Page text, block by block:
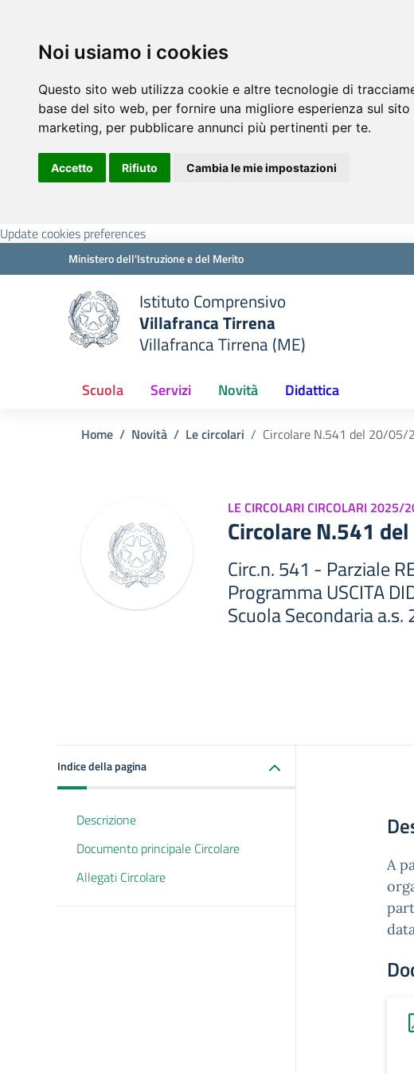
Noi usiamo i cookies
Questo sito web utilizza cookie e altre tecnologie di
base del sito web, per fornire una migliore esperienza sul sito
marketing, per pubblicare annunci più pertinenti per te.
Accetto Rifiuto Cambia le mie impostazioni
Update cookies preferences
Ministero dell'Istruzione e del Merito
Istituto Comprensivo
Villafranca Tirrena
Villafranca Tirrena (ME)
Scuola Servizi Novità Didattica
Home Novità Le circolari Circolare N.541 del 20/05/
LE CIRCOLARI CIRCOLARI 2025/
Circolare N.541
Circ.n. 541 - Parziale
Programma USCITA
Scuola Secondaria
Indice della pagina
Descrizione
Documento principale Circolare
Allegati Circolare
A